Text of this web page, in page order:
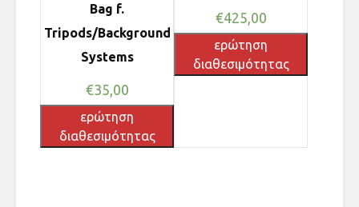
Bag f.
Tripods/Background
Systems
€35,00
ερώτηση
διαθεσιμότητας
€425,00
ερώτηση
διαθεσιμότητας